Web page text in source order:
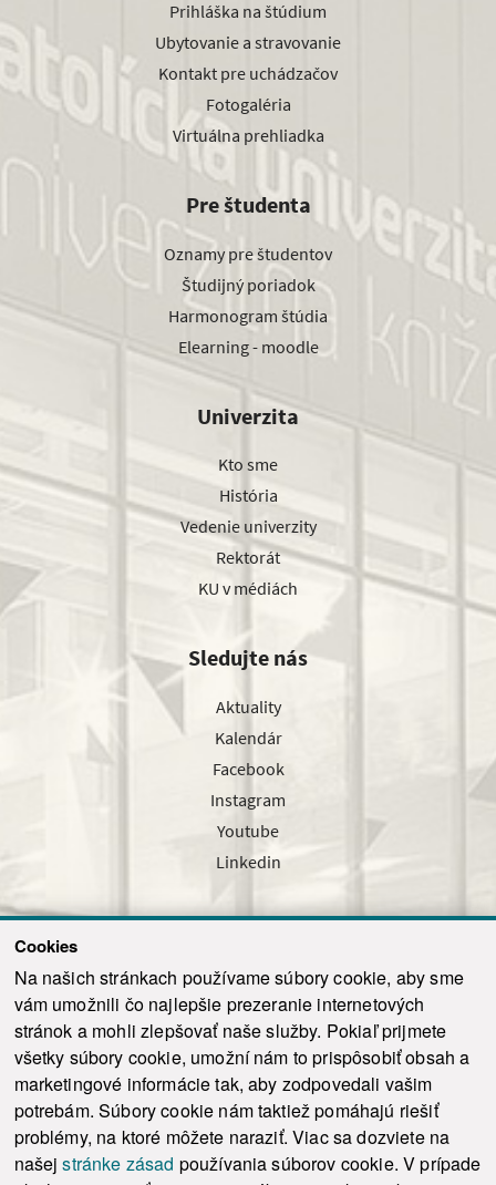
Cookies
Na našich stránkach používame súbory cookie, aby sme
vám umožnili čo najlepšie prezeranie internetových
stránok a mohli zlepšovať naše služby. Pokiaľ prijmete
všetky súbory cookie, umožní nám to prispôsobiť obsah a
marketingové informácie tak, aby zodpovedali vašim
potrebám. Súbory cookie nám taktiež pomáhajú riešiť
problémy, na ktoré môžete naraziť. Viac sa dozviete na
našejstránke zásad používania súborov cookie. V prípade
Prihláška na štúdium
Ubytovanie a stravovanie
Kontakt pre uchádzačov
Fotogaléria
Virtuálna prehliadka
Pre študenta
Oznamy pre študentov
Študijný poriadok
Harmonogram štúdia
Elearning - moodle
Univerzita
Kto sme
História
Vedenie univerzity
Rektorát
KU v médiách
Sledujte nás
Aktuality
Kalendár
Facebook
Instagram
Youtube
Linkedin
Odoslať